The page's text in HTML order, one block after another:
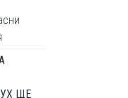
ЩЕ